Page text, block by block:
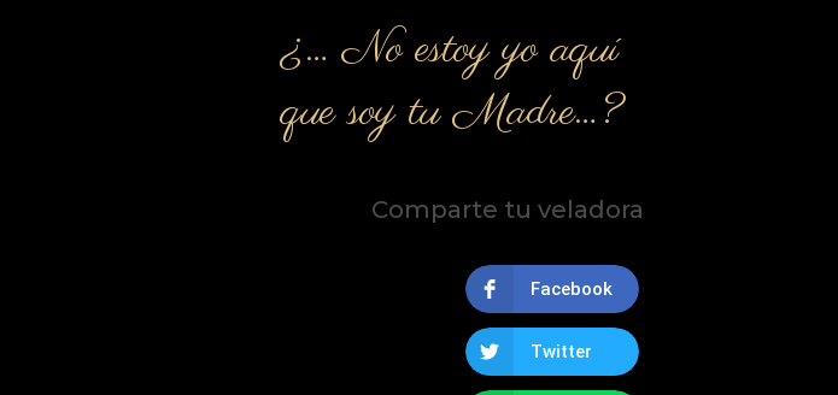
¿… No estoy yo aquí
que soy tu Madre…?
Comparte tu veladora
Facebook
Twitter